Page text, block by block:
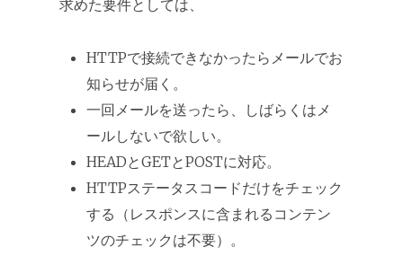
求めた要件としては、
HTTPで接続できなかったらメールでお
知らせが届く。
一回メールを送ったら、しばらくはメ
ールしないで欲しい。
HEADとGETとPOSTに対応。
HTTPステータスコードだけをチェック
する（レスポンスに含まれるコンテン
ツのチェックは不要）。